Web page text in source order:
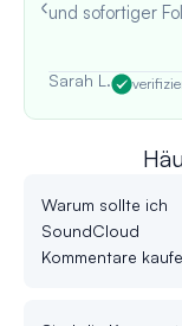
und sofortiger
Sarah L.
Warum sollte ich
SoundCloud
Kommentare